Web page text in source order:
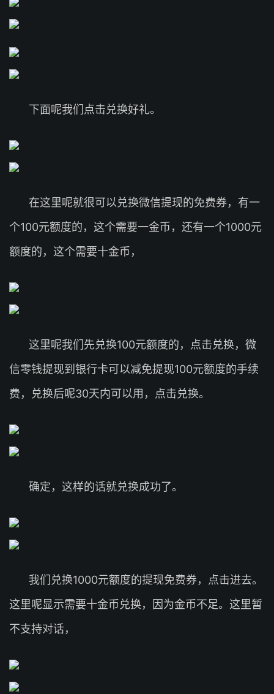
下面呢我们点击兑换好礼。
在这里呢就很可以兑换微信提现的免费券，有一
个100元额度的，这个需要一金币，还有一个1000元
额度的，这个需要十金币，
这里呢我们先兑换100元额度的，点击兑换，微
信零钱提现到银行卡可以减免提现100元额度的手续
费，兑换后呢30天内可以用，点击兑换。
确定，这样的话就兑换成功了。
我们兑换1000元额度的提现免费券，点击进去。
这里呢显示需要十金币兑换，因为金币不足。这里暂
不支持对话，